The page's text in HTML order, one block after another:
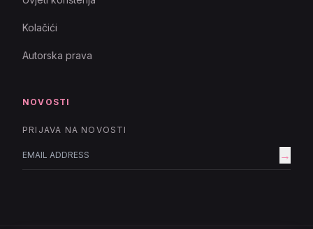
Kolačići
Autorska prava
NOVOSTI
PRIJAVA NA NOVOSTI
→